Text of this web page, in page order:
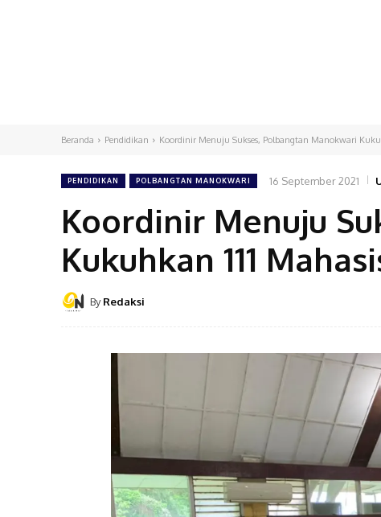
Beranda Pendidikan Koordinir Menuju Sukses, Polbangtan Manokwari
PENDIDIKAN POLBANGTAN MANOKWARI 16 September 2021
Koordinir Menuju
Kukuhkan 111
By Redaksi